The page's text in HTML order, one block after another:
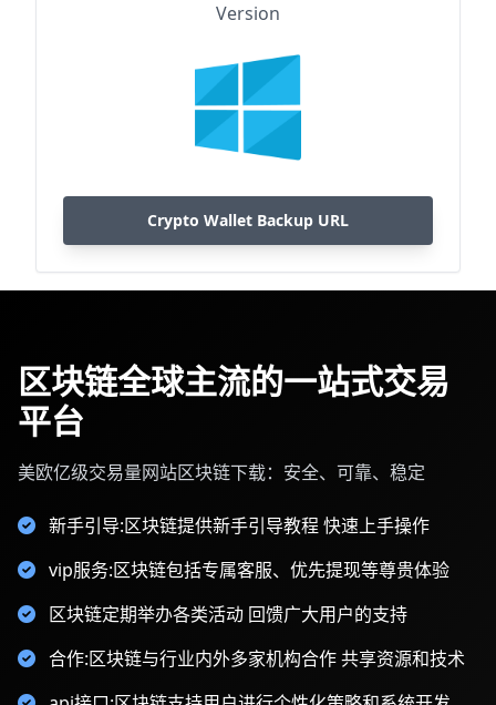
Version
Crypto Wallet Backup URL
区块链全球主流的一站式交易
平台
美欧亿级交易量网站区块链下载：安全、可靠、稳定
新手引导:区块链提供新手引导教程 快速上手操作
vip服务:区块链包括专属客服、优先提现等尊贵体验
区块链定期举办各类活动 回馈广大用户的支持
合作:区块链与行业内外多家机构合作 共享资源和技术